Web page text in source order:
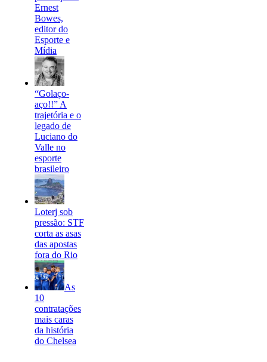
Ernest
Bowes,
editor do
Esporte e
Mídia
“Golaço-
aço!!” A
trajetória e o
legado de
Luciano do
Valle no
esporte
brasileiro
Loterj sob
pressão: STF
corta as asas
das apostas
fora do Rio
As
10
contratações
mais caras
da história
do Chelsea